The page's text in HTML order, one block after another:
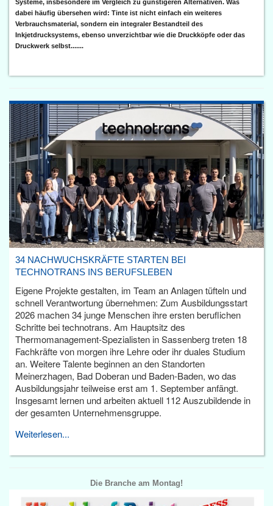
Systeme, insbesondere im Vergleich zu günstigeren Alternativen. Was
dabei häufig übersehen wird: Tinte ist nicht einfach ein weiteres
Verbrauchsmaterial, sondern ein integraler Bestandteil des
Inkjetdrucksystems, ebenso unverzichtbar wie die Druckköpfe oder das
Druckwerk selbst.......
34 NACHWUCHSKRÄFTE STARTEN BEI
TECHNOTRANS INS BERUFSLEBEN
Eigene Projekte gestalten, im Team an Anlagen tüfteln und
schnell Verantwortung übernehmen: Zum Ausbildungsstart
2026 machen 34 junge Menschen ihre ersten beruflichen
Schritte bei technotrans. Am Hauptsitz des
Thermomanagement-Spezialisten in Sassenberg treten 18
Fachkräfte von morgen ihre Lehre oder ihr duales Studium
an. Weitere Talente beginnen an den Standorten
Meinerzhagen, Bad Doberan und Baden-Baden, wo das
Ausbildungsjahr teilweise erst am 1. September anfängt.
Insgesamt lernen und arbeiten aktuell 112 Auszubildende in
der gesamten Unternehmensgruppe.
Weiterlesen...
Die Branche am Montag!